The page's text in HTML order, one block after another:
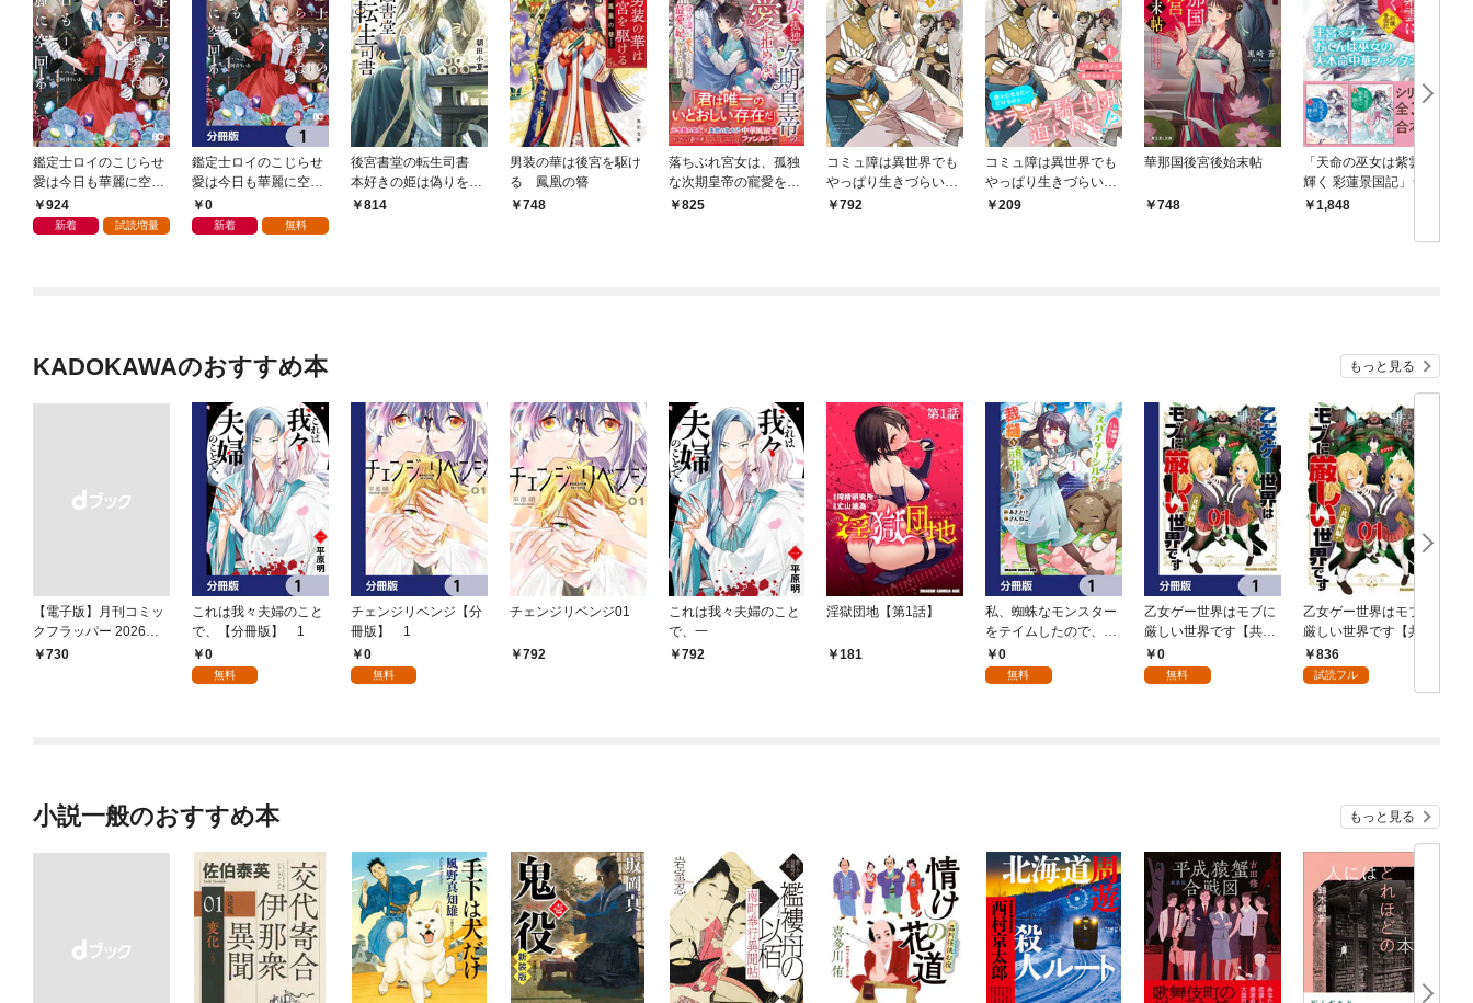
鑑定士ロイのこじらせ
愛は今日も華麗に空回
る 1【電子特別版】
924
新着 試読増量
鑑定士ロイのこじらせ
愛は今日も華麗に空回
る【分冊版】 1
0
新着 無料
後宮書堂の転生司書
本好きの姫は偽りを紐
解く814
男装の華は後宮を駆け
る 鳳凰の簪
748
落ちぶれ宮女は、孤独
な次期皇帝の寵愛を拒
めない～身分違いの愛
825
コミュ障は異世界でも
やっぱり生きづらい～
砂漠の魔女はイケメン
792
コミュ障は異世界でも
やっぱり生きづらい～
砂漠の魔女はイケメン
209
華那国後宮後始末帖
748
「天命の巫女は紫雲に
輝く 彩蓮景国記」シリ
ーズ全３冊合本版
輝く 彩蓮景国記』～
1,848
KADOKAWAのおすすめ本 もっと見る
【電子版】月刊コミッ
クフラッパー 2026年9
月号
￥730
これは我々夫婦のこと
で、【分冊版】 1
0
無料
チェンジリベンジ【分
冊版】 1
0
無料
チェンジリベンジ01
792
これは我々夫婦のこと
で、一
792
淫獄団地【第1話】
181
私、蜘蛛なモンスター
をテイムしたので、ス
パイダーシルクで裁縫
を頑張ります！【分冊
0
無料
乙女ゲー世界はモブに
厳しい世界です【共和
国編】【分冊版】 1
0
無料
乙女ゲー世界はモブに
厳しい世界です【共和
国編】 ０１
836
試読フル
小説一般のおすすめ本 もっと見る